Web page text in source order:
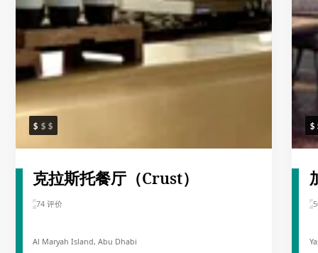
克拉斯托餐厅（Crust）
74 评价
Al Maryah Island, Abu Dhabi